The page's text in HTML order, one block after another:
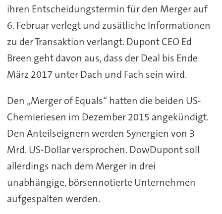
ihren Entscheidungstermin für den Merger auf
6. Februar verlegt und zusätliche Informationen
zu der Transaktion verlangt. Dupont CEO Ed
Breen geht davon aus, dass der Deal bis Ende
März 2017 unter Dach und Fach sein wird.
Den „Merger of Equals“ hatten die beiden US-
Chemieriesen im Dezember 2015 angekündigt.
Den Anteilseignern werden Synergien von 3
Mrd. US-Dollar versprochen. DowDupont soll
allerdings nach dem Merger in drei
unabhängige, börsennotierte Unternehmen
aufgespalten werden.